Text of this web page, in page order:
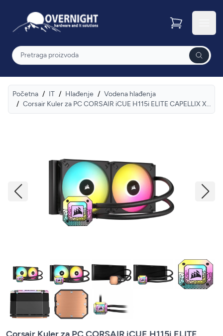
Overnight
Pretraga
Početna / IT / Hlađenje / Vodena hlađenja
/
Corsair Kuler za PC CORSAIR iCUE H115i ELITE CAPELLIX XT/140mm x 25mm/AF RGB ELITE/crna